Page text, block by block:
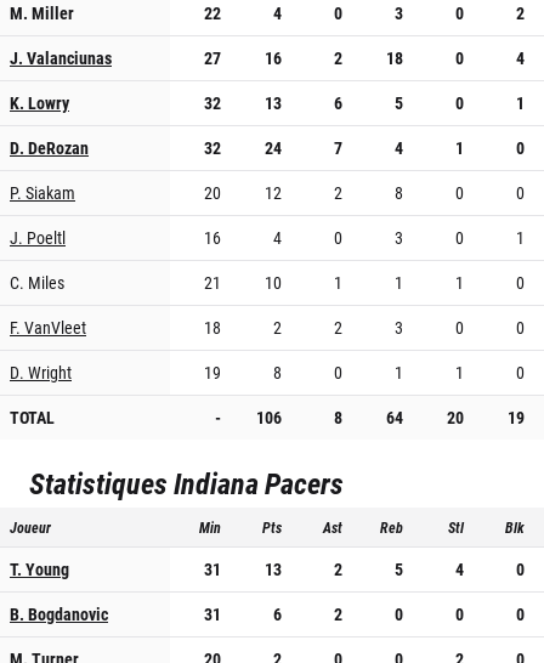
M. Miller
22 4 0 3 0
2
J. Valanciunas
27 16 2 18 0
4
K. Lowry
32 13 6 5 0
1
D. DeRozan
32 24 7 4 1
0
P. Siakam
20 12 2 8 0
0
J. Poeltl
16 4 0 3 0
1
C. Miles
21 10 1 1 1
0
F. VanVleet
18 2 2 3 0
0
D. Wright
19 8 0 1 1
0
TOTAL
- 106 8 64 20 19
StatistiquesIndiana Pacers
Joueur Min Pts Ast Reb Stl Blk
T. Young 31 13 2 5 4
0
B. Bogdanovic
31 6 2 0 0
0